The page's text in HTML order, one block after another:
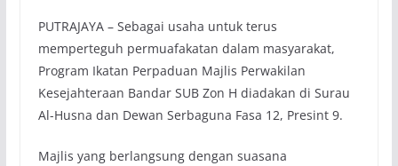
PUTRAJAYA – Sebagai usaha untuk terus
memperteguh permuafakatan dalam masyarakat,
Program Ikatan Perpaduan Majlis Perwakilan
Kesejahteraan Bandar SUB Zon H diadakan di Surau
Al-Husna dan Dewan Serbaguna Fasa 12, Presint 9.
Majlis yang berlangsung dengan suasana